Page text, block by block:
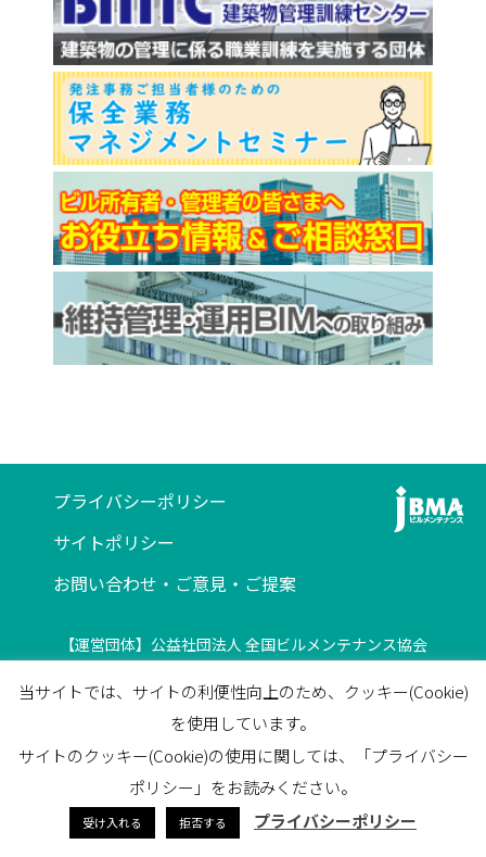
プライバシーポリシー
サイトポリシー
お問い合わせ・ご意見・ご提案
【運営団体】公益社団法人 全国ビルメンテナンス協会
ビルメンテナンス会館5F
03-3805-7560 / FAX 03-3805-7561
facebook
© 2023 JapanBuildingMaintenanceAssociation All Rights Reserved.
当サイトでは、サイトの利便性向上のため、クッキー(Cookie)
を使用しています。
サイトのクッキー(Cookie)の使用に関しては、「プライバシー
ポリシー」をお読みください。
受け入れる 拒否する プライバシーポリシー